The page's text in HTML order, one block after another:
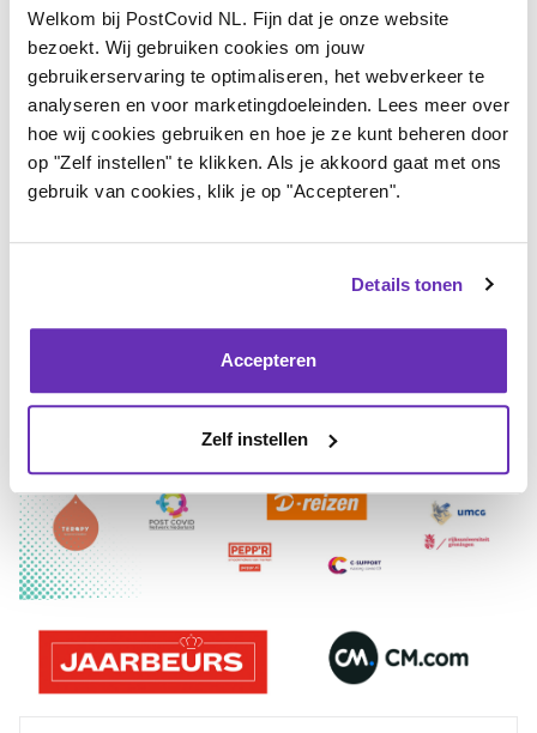
Welkom bij PostCovid NL. Fijn dat je onze website
bezoekt. Wij gebruiken cookies om jouw
gebruikerservaring te optimaliseren, het webverkeer te
analyseren en voor marketingdoeleinden. Lees meer over
hoe wij cookies gebruiken en hoe je ze kunt beheren door
op "Zelf instellen" te klikken. Als je akkoord gaat met ons
gebruik van cookies, klik je op "Accepteren".
Details tonen
Accepteren
Zelf instellen
Samenvatting van de Long Covid
Patiëntendag 2025
Bij de stand van PostCovid NL konden patiënten
terecht met vragen en kregen zij een tasje met oa een
kaartje naar eenebookmet ervaringsverhalen en tips